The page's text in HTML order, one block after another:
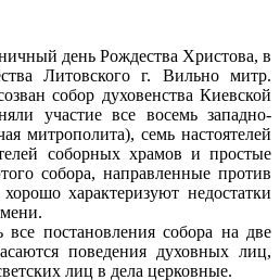
день Рождества Христова, в
Литовского г. Вильно митр.
собор духовенства Киевской
учас­тие все восемь западно-
митрополита), семь настоятелей
соборных хра­мов и простые
собора, направленные против
характеризуют недо­статки
постанов­ления собора на две
поведения духовных лиц,
лиц в дела цер­ковные.